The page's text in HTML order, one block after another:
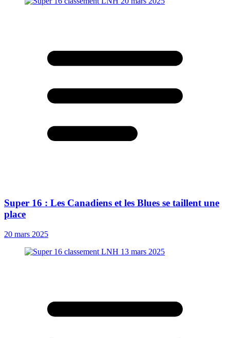
Super 16 : Les Canadiens et les Blues se taillent une
place
20 mars 2025